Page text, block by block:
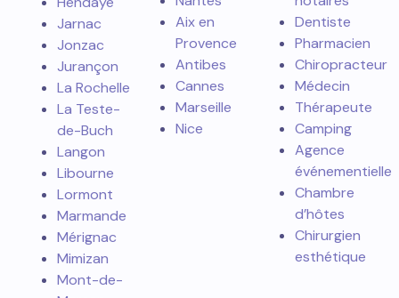
Jarnac
Jonzac
Jurançon
La Rochelle
La Teste-
de-Buch
Langon
Libourne
Lormont
Marmande
Mérignac
Mimizan
Mont-de-
Aix en
Provence
Antibes
Cannes
Marseille
Nice
Dentiste
Pharmacien
Chiropracteur
Médecin
Thérapeute
Camping
Agence
événementielle
Chambre
d’hôtes
Chirurgien
esthétique